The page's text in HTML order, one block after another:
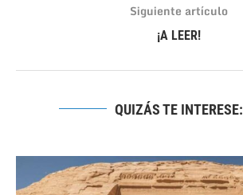
Siguiente artículo
¡A LEER!
QUIZÁS TE INTERESE: